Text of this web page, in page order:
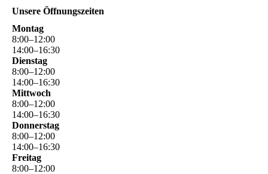
Unsere Öffnungszeiten
Montag
8:00–12:00
14:00–16:30
Dienstag
8:00–12:00
14:00–16:30
Mittwoch
8:00–12:00
14:00–16:30
Donnerstag
8:00–12:00
14:00–16:30
Freitag
8:00–12:00